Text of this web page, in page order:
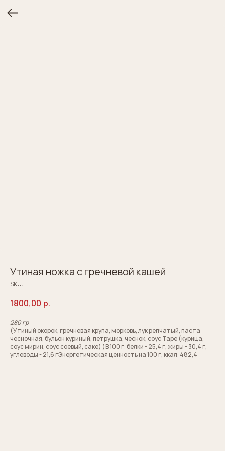
Утиная ножка с гречневой кашей
SKU:
1800,00 р.
280 гр
(Утиный окорок, гречневая крупа, морковь, лук репчатый, паста
чесночная, бульон куриный, петрушка, чеснок, соус Таре (курица,
соус мирин, соус соевый, саке) )В 100 г: белки - 25,4 г, жиры - 30,4 г,
углеводы - 21,6 гЭнергетическая ценность на 100 г, ккал: 482,4